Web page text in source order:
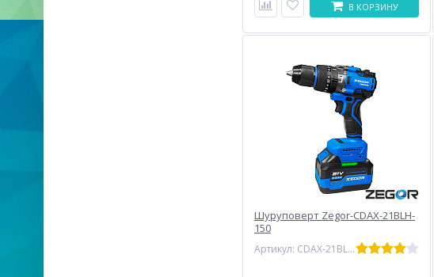
В КОРЗИНУ
Шуруповерт Zegor-CDAX-21BLH-
150
Артикул: CDAX-21BLH-150